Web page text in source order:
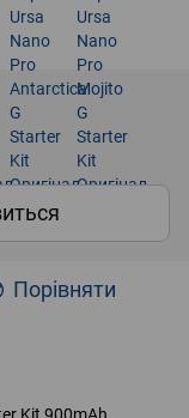
Порівняти
Kit 900mAh